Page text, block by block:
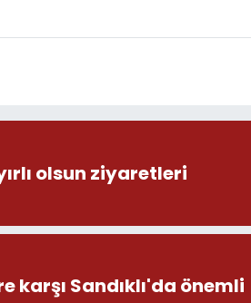
olsun ziyaretleri
karşı Sandıklı'da önemli